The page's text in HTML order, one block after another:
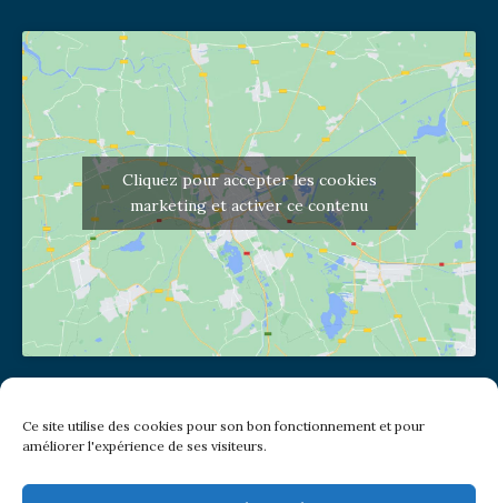
Ce site utilise des cookies pour son bon fonctionnement et pour
améliorer l'expérience de ses visiteurs.
Cliquez pour accepter les cookies
marketing et activer ce contenu
(pas de courrier à cette adresse)
2 place Jules Joffrin - 75018
Metro: Jules Joffrin ou Simplon